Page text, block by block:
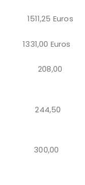
Euros
Euros
208,00
244,50